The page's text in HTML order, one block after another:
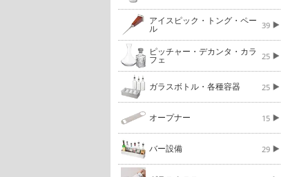
アイスピック・トング・ペー
ル 39
ピッチャー・デカンタ・カラ
フェ 25
ガラスボトル・各種容器 25
オープナー 15
バー設備 29